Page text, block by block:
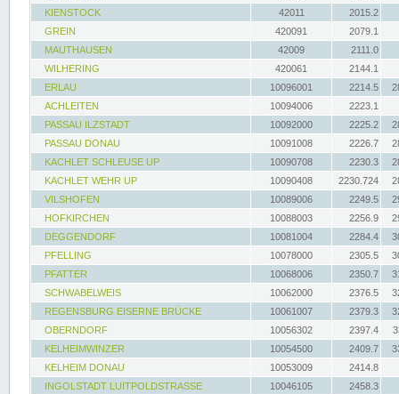
KIENSTOCK
42011
2015.2
GREIN
420091
2079.1
MAUTHAUSEN
42009
2111.0
WILHERING
420061
2144.1
ERLAU
10096001 2214.5
ACHLEITEN
10094006
2223.1
PASSAU ILZSTADT
10092000 2225.2
PASSAU DONAU
10091008 2226.7
KACHLET SCHLEUSE UP
10090708 2230.3
KACHLET WEHR UP
10090408 2230.724
VILSHOFEN
10089006 2249.5
HOFKIRCHEN
10088003 2256.9
DEGGENDORF
10081004 2284.4
PFELLING
10078000 2305.5
PFATTER
10068006 2350.7
SCHWABELWEIS
10062000 2376.5
REGENSBURG EISERNE BRÜCKE
10061007 2379.3
OBERNDORF
10056302 2397.4
KELHEIMWINZER
10054500 2409.7
KELHEIM DONAU
10053009
2414.8
INGOLSTADT LUITPOLDSTRASSE
10046105
2458.3